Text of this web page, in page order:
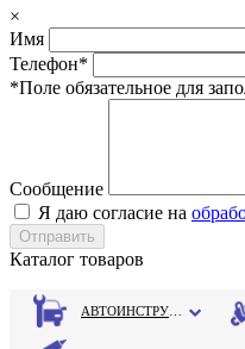
×
Имя
Телефон*
*Поле обязательное для
Сообщение
Я даю согласие на
Каталог товаров